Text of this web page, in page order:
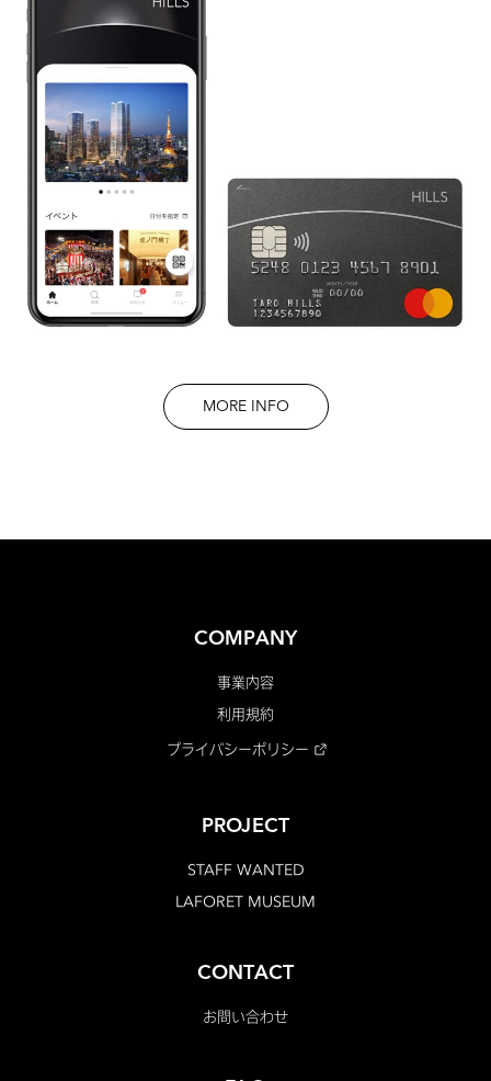
MORE INFO
COMPANY
事業内容
利用規約
プライバシーポリシー
PROJECT
STAFF WANTED
LAFORET MUSEUM
CONTACT
お問い合わせ